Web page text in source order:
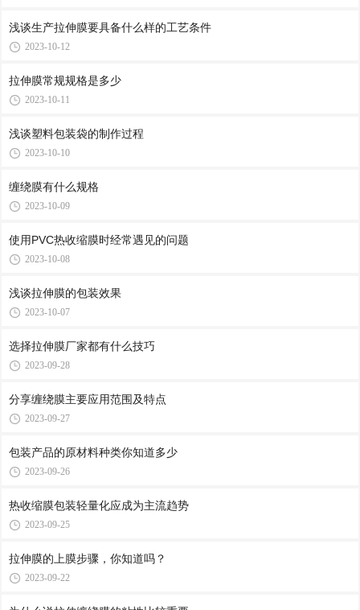
浅谈生产拉伸膜要具备什么样的工艺条件
2023-10-12
拉伸膜常规规格是多少
2023-10-11
浅谈塑料包装袋的制作过程
2023-10-10
缠绕膜有什么规格
2023-10-09
使用PVC热收缩膜时经常遇见的问题
2023-10-08
浅谈拉伸膜的包装效果
2023-10-07
选择拉伸膜厂家都有什么技巧
2023-09-28
分享缠绕膜主要应用范围及特点
2023-09-27
包装产品的原材料种类你知道多少
2023-09-26
热收缩膜包装轻量化应成为主流趋势
2023-09-25
拉伸膜的上膜步骤，你知道吗？
2023-09-22